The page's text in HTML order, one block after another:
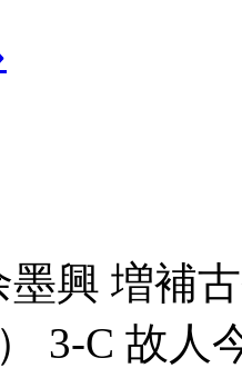
興 増補
3-C 故人